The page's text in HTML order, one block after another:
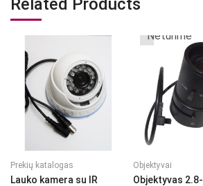
Related Products
Prekių katalogas
Lauko kamera su IR
Neturime
Objektyvai
Objektyvas